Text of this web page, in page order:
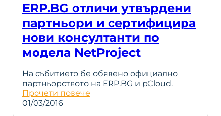
ERP.BG отличи утвърдени
партньори и сертифицира
нови консултанти по
модела NetProject
На събитието бе обявено официално
партньорството на ERP.BG и pCloud.
Прочети повече
01/03/2016